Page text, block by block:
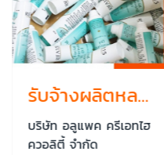
รับจ้างผลิตหลอดใส่ครีมตามแบบ
บริษัท อลูแพค ครีเอทไฮ
ควอลิตี้ จำกัด